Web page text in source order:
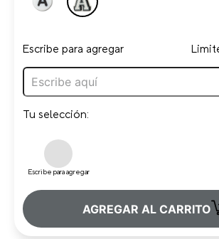
Escribe para agregar
Tu selección:
Escribe para agregar
AGREGAR AL CARRITO